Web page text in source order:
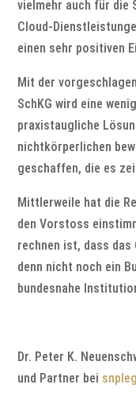
vielmehr auch für
Cloud-
einen sehr positiven
Mit der
SchKG wird eine
praxistaugliche
nichtkörperlichen
geschaffen, die es
Mittlerweile hat die
den Vorstoss
rechnen ist, dass das
denn nicht noch ein
bundesnahe
Dr. Peter K.
und Partner bei